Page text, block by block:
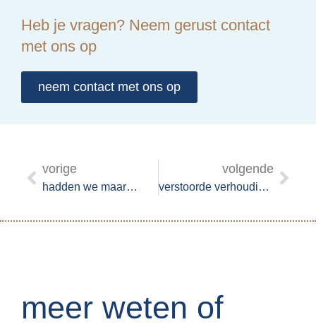
Heb je vragen? Neem gerust contact
met ons op
neem contact met ons op
vorige
hadden we maar…
volgende
verstoorde verhoudingen
meer weten of